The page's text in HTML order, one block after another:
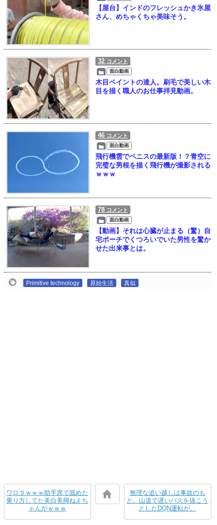
【屋台】インドのフレッシュかき氷屋
さん、めちゃくちゃ美味そう。
32 コメント
面白動画
木目ペイントの達人。刷毛で美しい木
目を描く職人のお仕事拝見動画。
46 コメント
面白動画
飛行機雲でペニスの最新版！？青空に
完璧な男根を描く飛行機が撮影される
ｗｗｗ
78 コメント
面白動画
【動画】それは心臓が止まる（驚）自
宅ポーチでくつろいでいた男性を驚か
せた出来事とは。
Primitive technology 原始生活 真似
ワロタｗｗｗ助手席で舐めた
乗り方してた美白美脚ねえち
ゃんがｗｗｗ
無理な追い越しは事故のも
と。山道で遅いバスを抜こう
としたDQN運転が。